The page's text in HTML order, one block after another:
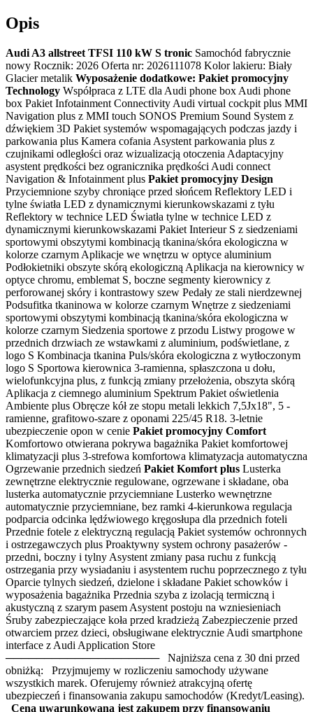
Opis
Audi A3 allstreet TFSI 110 kW S tronic Samochód fabrycznie
nowy Rocznik: 2026 Oferta nr: 2026111078 Kolor lakieru: Biały
Glacier metalik Wyposażenie dodatkowe: Pakiet promocyjny
Technology Współpraca z LTE dla Audi phone box Audi phone
box Pakiet Infotainment Connectivity Audi virtual cockpit plus MMI
Navigation plus z MMI touch SONOS Premium Sound System z
dźwiękiem 3D Pakiet systemów wspomagających podczas jazdy i
parkowania plus Kamera cofania Asystent parkowania plus z
czujnikami odległości oraz wizualizacją otoczenia Adaptacyjny
asystent prędkości bez ogranicznika prędkości Audi connect
Navigation & Infotainment plus Pakiet promocyjny Design
Przyciemnione szyby chroniące przed słońcem Reflektory LED i
tylne światła LED z dynamicznymi kierunkowskazami z tyłu
Reflektory w technice LED Światła tylne w technice LED z
dynamicznymi kierunkowskazami Pakiet Interieur S z siedzeniami
sportowymi obszytymi kombinacją tkanina/skóra ekologiczna w
kolorze czarnym Aplikacje we wnętrzu w optyce aluminium
Podłokietniki obszyte skórą ekologiczną Aplikacja na kierownicy w
optyce chromu, emblemat S, boczne segmenty kierownicy z
perforowanej skóry i kontrastowy szew Pedały ze stali nierdzewnej
Podsufitka tkaninowa w kolorze czarnym Wnętrze z siedzeniami
sportowymi obszytymi kombinacją tkanina/skóra ekologiczna w
kolorze czarnym Siedzenia sportowe z przodu Listwy progowe w
przednich drzwiach ze wstawkami z aluminium, podświetlane, z
logo S Kombinacja tkanina Puls/skóra ekologiczna z wytłoczonym
logo S Sportowa kierownica 3-ramienna, spłaszczona u dołu,
wielofunkcyjna plus, z funkcją zmiany przełożenia, obszyta skórą
Aplikacja z ciemnego aluminium Spektrum Pakiet oświetlenia
Ambiente plus Obręcze kół ze stopu metali lekkich 7,5Jx18", 5 -
ramienne, grafitowo-szare z oponami 225/45 R18. 3-letnie
ubezpieczenie opon w cenie Pakiet promocyjny Comfort
Komfortowo otwierana pokrywa bagażnika Pakiet komfortowej
klimatyzacji plus 3-strefowa komfortowa klimatyzacja automatyczna
Ogrzewanie przednich siedzeń Pakiet Komfort plus Lusterka
zewnętrzne elektrycznie regulowane, ogrzewane i składane, oba
lusterka automatycznie przyciemniane Lusterko wewnętrzne
automatycznie przyciemniane, bez ramki 4-kierunkowa regulacja
podparcia odcinka lędźwiowego kręgosłupa dla przednich foteli
Przednie fotele z elektryczną regulacją Pakiet systemów ochronnych
i ostrzegawczych plus Proaktywny system ochrony pasażerów -
przedni, boczny i tylny Asystent zmiany pasa ruchu z funkcją
ostrzegania przy wysiadaniu i asystentem ruchu poprzecznego z tyłu
Oparcie tylnych siedzeń, dzielone i składane Pakiet schowków i
wyposażenia bagażnika Przednia szyba z izolacją termiczną i
akustyczną z szarym pasem Asystent postoju na wzniesieniach
Śruby zabezpieczające koła przed kradzieżą Zabezpieczenie przed
otwarciem przez dzieci, obsługiwane elektrycznie Audi smartphone
interface z Audi Application Store
──────────────────── Najniższa cena z 30 dni przed
obniżką: Przyjmujemy w rozliczeniu samochody używane
wszystkich marek. Oferujemy również atrakcyjną ofertę
ubezpieczeń i finansowania zakupu samochodów (Kredyt/Leasing).
Cena uwarunkowana jest zakupem przy finansowaniu